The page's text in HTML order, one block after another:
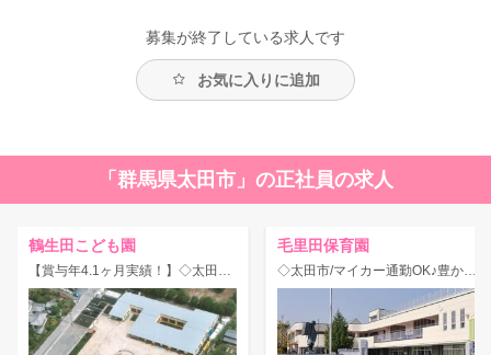
募集が終了している求人です
お気に入りに追加
「群馬県太田市」の正社員の求人
鶴生田こども園
【賞与年4.1ヶ月実績！】◇太田市/総合的な子育て支援を行うこども園♪マイカー通勤可で通勤ラクラク★
毛里田保育園
◇太田市/マイカー通勤OK♪豊かな自然に囲まれた環境の定員140名の認可保育園